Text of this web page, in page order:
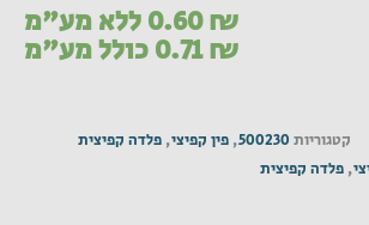
0.60₪ ללא מע"מ
0.71₪ כולל מע"מ
קטגוריות 500230
, פין קפיצי, פלדה קפיצית
, פלדה קפיצית